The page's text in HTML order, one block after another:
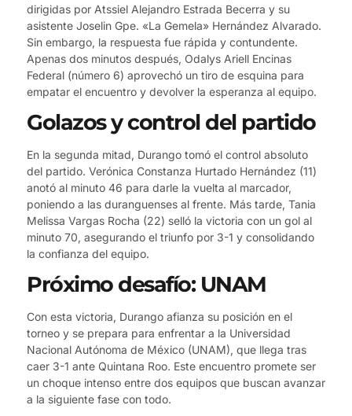
dirigidas por Atssiel Alejandro Estrada Becerra y su
asistente Joselin Gpe. «La Gemela» Hernández Alvarado.
Sin embargo, la respuesta fue rápida y contundente.
Apenas dos minutos después, Odalys Ariell Encinas
Federal (número 6) aprovechó un tiro de esquina para
empatar el encuentro y devolver la esperanza al equipo.
Golazos y control del partido
En la segunda mitad, Durango tomó el control absoluto
del partido. Verónica Constanza Hurtado Hernández (11)
anotó al minuto 46 para darle la vuelta al marcador,
poniendo a las duranguenses al frente. Más tarde, Tania
Melissa Vargas Rocha (22) selló la victoria con un gol al
minuto 70, asegurando el triunfo por 3-1 y consolidando
la confianza del equipo.
Próximo desafío: UNAM
Con esta victoria, Durango afianza su posición en el
torneo y se prepara para enfrentar a la Universidad
Nacional Autónoma de México (UNAM), que llega tras
caer 3-1 ante Quintana Roo. Este encuentro promete ser
un choque intenso entre dos equipos que buscan avanzar
a la siguiente fase con todo.